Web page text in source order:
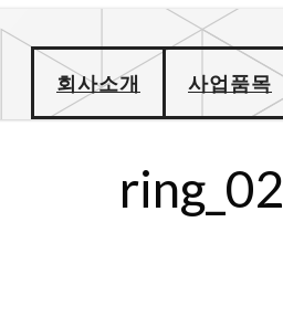
회사소개 사업품목
ring_02